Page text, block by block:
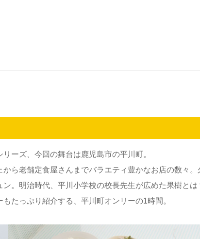
ーズ、今回の舞台は鹿児島市の平川町。
ら老舗定食屋さんまでバラエティ豊かなお店の数々。
。明治時代、平川小学校の校長先生が広めた果樹とは
たっぷり紹介する、平川町オンリーの1時間。